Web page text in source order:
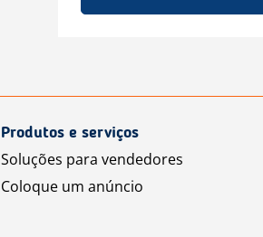
Produtos e serviços
Soluções para vendedores
Coloque um anúncio